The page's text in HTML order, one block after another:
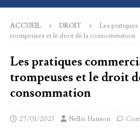
ACCUEIL DROIT
Les
trompeuses et le droit de la consommation
Les pratiques
trompeuses et le droit
consommation
27/01/2023 Nellie Hanson